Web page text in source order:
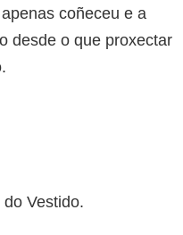
coñeceu e a
desde o que proxectar
do Vestido.